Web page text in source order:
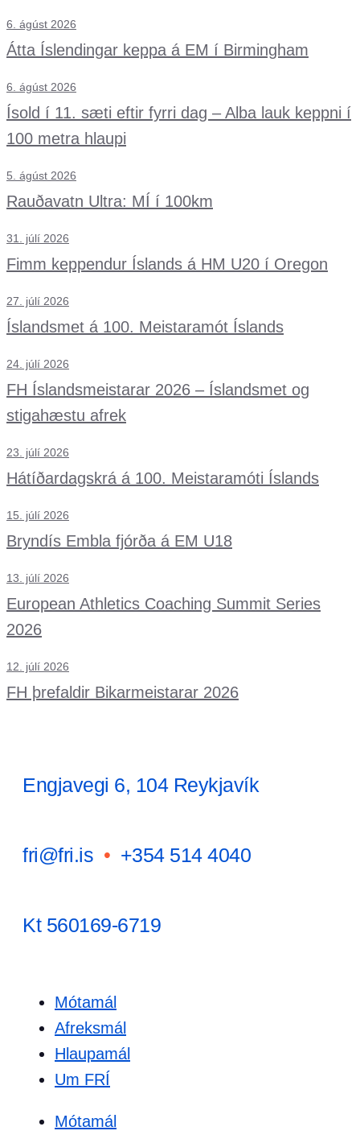
6. ágúst 2026
Átta Íslendingar keppa á EM í Birmingham
6. ágúst 2026
Ísold í 11. sæti eftir fyrri dag – Alba lauk keppni í
100 metra hlaupi
5. ágúst 2026
Rauðavatn Ultra: MÍ í 100km
31. júlí 2026
Fimm keppendur Íslands á HM U20 í Oregon
27. júlí 2026
Íslandsmet á 100. Meistaramót Íslands
24. júlí 2026
FH Íslandsmeistarar 2026 – Íslandsmet og
stigahæstu afrek
23. júlí 2026
Hátíðardagskrá á 100. Meistaramóti Íslands
15. júlí 2026
Bryndís Embla fjórða á EM U18
13. júlí 2026
European Athletics Coaching Summit Series
2026
12. júlí 2026
FH þrefaldir Bikarmeistarar 2026
Engjavegi 6, 104 Reykjavík
fri@fri.is • +354 514 4040
Kt 560169-6719
Mótamál
Afreksmál
Hlaupamál
Um FRÍ
Mótamál